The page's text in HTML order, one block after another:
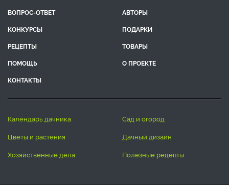
ВОПРОС-ОТВЕТ
АВТОРЫ
КОНКУРСЫ
ПОДАРКИ
РЕЦЕПТЫ
ТОВАРЫ
ПОМОЩЬ
О ПРОЕКТЕ
КОНТАКТЫ
календарь дачника
сад и огород
цветы и растения
дачный дизайн
хозяйственные дела
полезные рецепты